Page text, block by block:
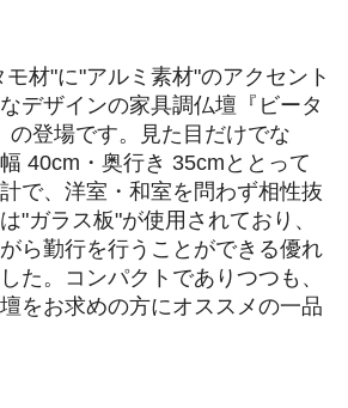
材"に"アルミ素材"のアクセント
デザインの家具調仏壇『ビータ
の登場です。見た目だけでな
40cm・奥行き 35cmととって
で、洋室・和室を問わず相性抜
"ガラス板"が使用されており、
ら勤行を行うことができる優れ
た。コンパクトでありつつも、
をお求めの方にオススメの一品